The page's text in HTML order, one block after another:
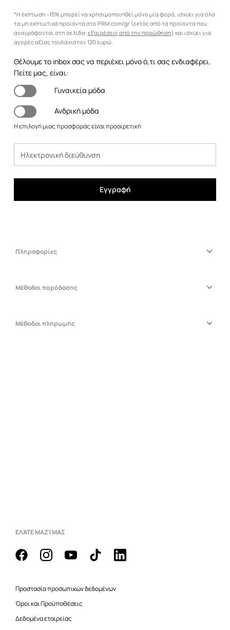
*Η έκπτωση -15% μπορεί να χρησιμοποιηθεί μόνο μία φορά, ισχύει για όλα
τα μη εκπτωτικά προϊόντα στο PRM.com/gr (εκτός από τα προϊόντα που
αναγράφονται στη σελίδα: εξαιρέσεις από την προώθηση) και ισχύει για
αγορές αξίας τουλάχιστον 120 ευρώ.
Θέλουμε το inbox σας να περιέχει μόνο ό,τι σας ενδιαφέρει.
Πείτε μας, είναι:
Γυναικεία μόδα
Ανδρική μόδα
Η επιλογή μιας προσφοράς είναι προαιρετική
Εγγραφή
Πληροφορίες
Μέθοδοι παράδοσης
Μέθοδοι πληρωμής
ΕΛΆΤΕ ΜΑΖΊ ΜΑΣ
Προστασία προσωπικών δεδομένων
Όροι και Προϋποθέσεις
Δεδομένα εταιρείας